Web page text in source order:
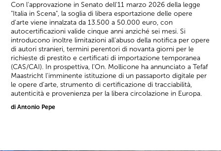
Con l'approvazione in Senato dell'11 marzo 2026 della legge
"Italia in Scena", la soglia di libera esportazione delle opere
d'arte viene innalzata da 13.500 a 50.000 euro, con
autocertificazioni valide cinque anni anziché sei mesi. Si
introducono inoltre limitazioni all'abuso della notifica per opere
di autori stranieri, termini perentori di novanta giorni per le
richieste di prestito e certificati di importazione temporanea
(CAS/CAI). In prospettiva, l'On. Mollicone ha annunciato a Tefaf
Maastricht l'imminente istituzione di un passaporto digitale per
le opere d'arte, strumento di certificazione di tracciabilità,
autenticità e provenienza per la libera circolazione in Europa.
di Antonio Pepe